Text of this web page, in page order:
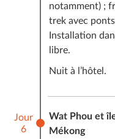
notamment) ;
trek avec
Installation
libre.
Nuit à l’hôtel.
Jour
6
Wat Phou et
Mékong